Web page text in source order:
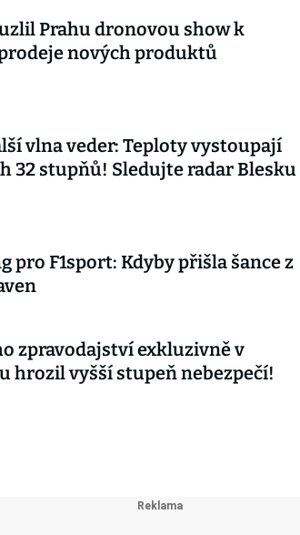
Prahu dronovou show k
nových produktů
vlna veder: Teploty vystoupají
32 stupňů! Sledujte radar Blesku
pro F1sport: Kdyby přišla šance z
zpravodajství exkluzivně v
hrozil vyšší stupeň nebezpečí!